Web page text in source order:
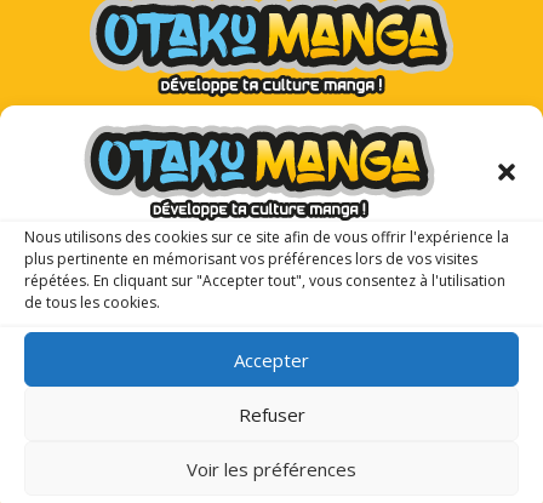
Nous utilisons des cookies sur ce site afin de vous offrir l'expérience la
plus pertinente en mémorisant vos préférences lors de vos visites
répétées. En cliquant sur "Accepter tout", vous consentez à l'utilisation
de tous les cookies.
Accepter
Refuser
Voir les préférences
Otaku Manga : le premier
magazine manga pour les ados !
Des tutos pour apprendre à dessiner des mangas, le japonais